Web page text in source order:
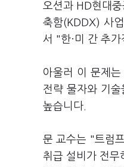
오션과 HD현대
축함(KDDX) 사
서 "한·미 간 추
아울러 이 문제
전략 물자와 기
높습니다.
문 교수는 "트럼
취급 설비가 전